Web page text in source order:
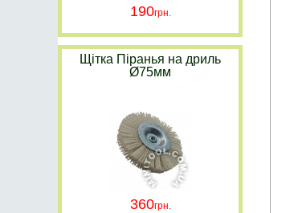
190
Щітка Піранья на дриль
Ø75мм
360